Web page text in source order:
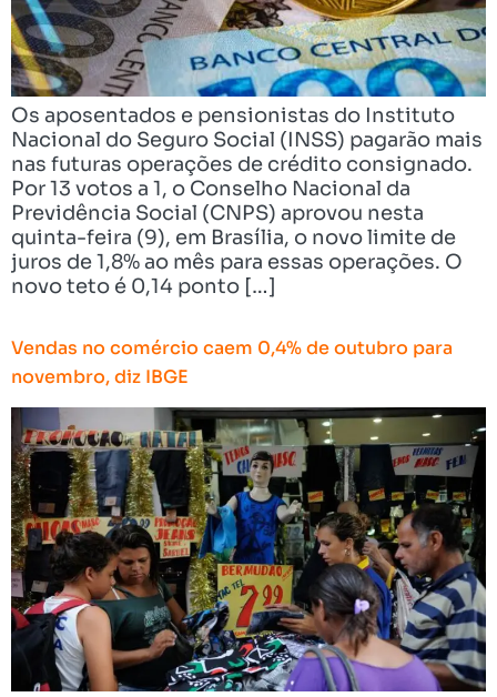
Os aposentados e pensionistas do Instituto
Nacional do Seguro Social (INSS) pagarão mais
nas futuras operações de crédito consignado.
Por 13 votos a 1, o Conselho Nacional da
Previdência Social (CNPS) aprovou nesta
quinta-feira (9), em Brasília, o novo limite de
juros de 1,8% ao mês para essas operações. O
novo teto é 0,14 ponto […]
Vendas no comércio caem 0,4% de outubro para
novembro, diz IBGE